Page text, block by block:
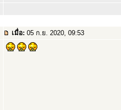
เมื่อ: 05 ก.ย. 2020, 09:53